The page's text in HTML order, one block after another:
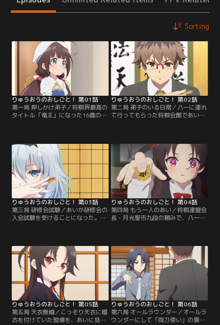
Sorting
りゅうおうのおしごと！ 第01話
第一局 押しかけ弟子／将棋界最高の
タイトル「竜王」になった16歳の少
年・九頭竜八一の家に、彼を「お師
た！？当初は追い返そうと考えるの
だが、あいの中に才能の片鱗を感じ
た八一は、清滝師匠の進めもあっ
て、ひとまず春休みの間と区切って
彼女を内弟子に迎え入れることにな
る…。【提供：バンダイチャンネ
りゅうおうのおしごと！ 第02話
第二局 弟子のいる日常／八一に連れ
て行ってもらった将棋会館であい
八一は神鍋歩夢六段の罠にはまり危
機を迎えていた。歩夢の放った龍殺
しのゲオルギウス--つまりは「香
車」が、竜王・八一に迫る。その傍
らであいは、真剣な表情で盤面を見
つめていた…。【提供：バンダイチ
ャンネル】
りゅうおうのおしごと！ 第03話
第三局 研修会試験／あいが研修会の
入会試験を受けることになった。し
の貞任綾乃、プロ棋士・久留野義経
七段に勝利して、いよいよ次が最後
の勝負。あいの前に立ちはだかった
のは、≪浪速の白雪姫≫の異名を持
つ最強の女性、八一の姉弟子・空銀
子であった。【提供：バンダイチャ
ンネル】
りゅうおうのおしごと！ 第04話
第四局 もう一人のあい／将棋連盟会
長・月光聖市九段の頼みで、八一は
なかなかのもの。ライバルの存在が
あいを強くすると考えた八一は、密
かに天衣を弟子に迎え入れることを
決意する。他に弟子を取ると“なぜ
か”機嫌が悪くなるあいに遠慮し
て…。【提供：バンダイチャンネ
ル】
りゅうおうのおしごと！ 第05話
第五局 天衣無縫／こっそり天衣に稽
古を付けていた現場を、あいに見つ
りゅうおうのおしごと！ 第06話
第六局 オールラウンダー／オールラ
ウンダーにして「両刀使い」の異名